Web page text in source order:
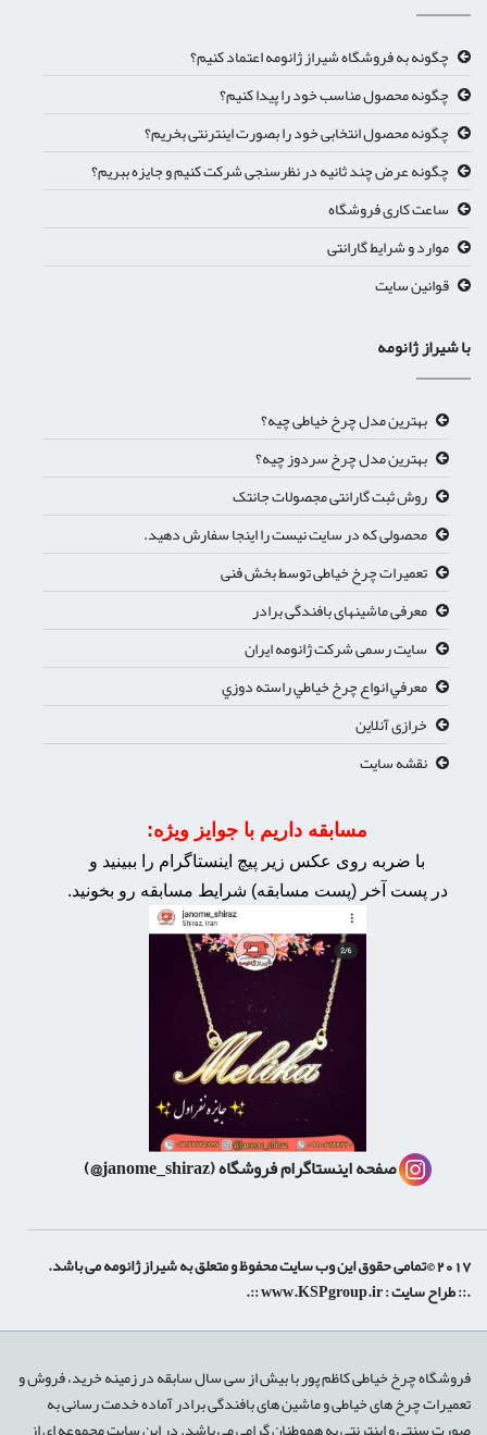
چگونه به فروشگاه شیراز ژانومه اعتماد کنیم؟
چگونه محصول مناسب خود را پیدا کنیم؟
چگونه محصول انتخابی خود را بصورت اینترنتی بخریم؟
چگونه عرض چند ثانیه در نظرسنجی شرکت کنیم و جایزه ببریم؟
ساعت کاری فروشگاه
موارد و شرایط گارانتی
قوانین سایت
با شیراز ژانومه
بهترین مدل چرخ خیاطی چیه؟
بهترین مدل چرخ سردوز چیه؟
روش ثبت گارانتی مجصولات جانتک
محصولی که در سایت نیست را اینجا سفارش دهید.
تعمیرات چرخ خیاطی توسط بخش فنی
معرفی ماشینهای بافندگی برادر
سایت رسمی شرکت ژانومه ایران
معرفي انواع چرخ خياطي راسته دوزي
خرازی آنلاین
نقشه سایت
مسابقه داریم با جوایز ویژه:
با ضربه روی عکس زیر پیچ اینستاگرام را ببینید و
در پست آخر (پست مسابقه) شرایط مسابقه رو بخونید.
صفحه اینستاگرام فروشگاه(janome_shiraz@)
2017 ©تمامی حقوق این وب سایت محفوظ و متعلق به شیراز ژانومه می باشد.
.:: طراح سایت :www.KSPgroup.ir
::.
فروشگاه چرخ خیاطی کاظم پور با بیش از سی سال سابقه در زمینه خرید، فروش و
تعمیرات چرخ های خیاطی و ماشین های بافندگی برادر آماده خدمت رسانی به